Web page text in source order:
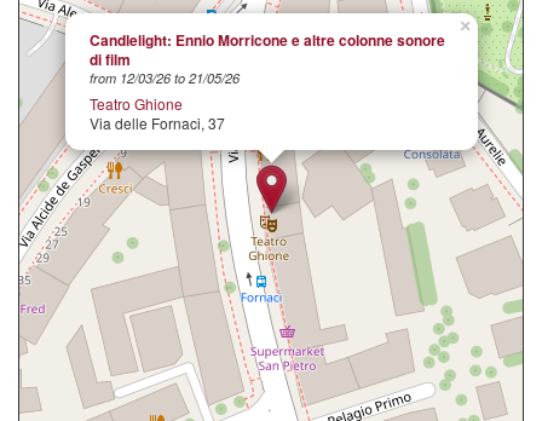
×
Candlelight: Ennio Morricone e altre colonne sonore
di film
from 12/03/26 to 21/05/26
Teatro Ghione
Via delle Fornaci, 37